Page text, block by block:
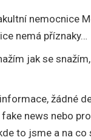
nemocnice
nemá příznaky…
jak se
žádné
fake news nebo
to jsme a na co